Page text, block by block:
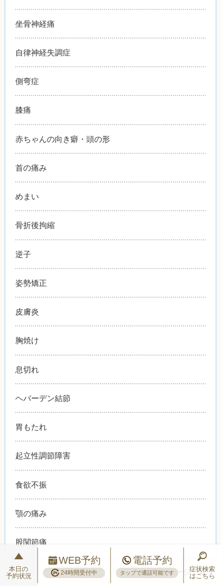
坐骨神経痛
自律神経失調症
側弯症
膝痛
赤ちゃんの向き癖・頭の形
首の痛み
めまい
骨折後拘縮
逆子
姿勢矯正
皮膚炎
胸焼け
息切れ
ヘバーデン結節
胃もたれ
起立性調節障害
食欲不振
顎の痛み
股関節痛
>>症状別ページ一覧
本日の
予約状況
WEB予約
24時間受付中
電話予約
タップで通話可能です
症状検索
はこちら